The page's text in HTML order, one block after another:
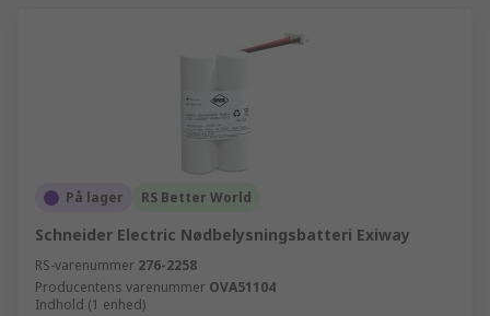
På lager RS Better World
Schneider Electric Nødbelysningsbatteri Exiway
RS-varenummer 276-2258
Producentens varenummer OVA51104
Indhold (1 enhed)